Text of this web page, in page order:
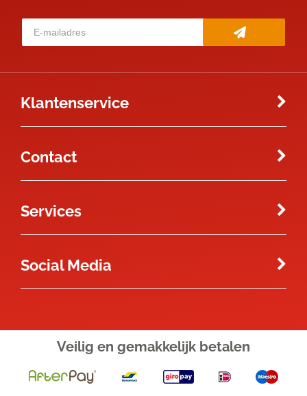
Klantenservice
Contact
Services
Social Media
Veilig en gemakkelijk betalen